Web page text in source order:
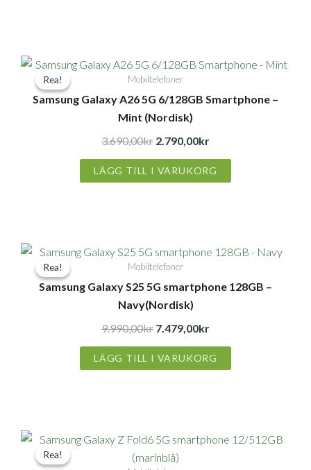
Rea!
Rea! Mobiltelefoner
Samsung Galaxy A26 5G 6/128GB Smartphone –
Mint (Nordisk)
3.690,00kr
Det
ursprungliga
priset
var:
3.690,00kr.
2.790,00kr
Det
priset
LÄGG TILL I VARUKORG
Rea!
Rea! Mobiltelefoner
Samsung Galaxy S25 5G smartphone 128GB –
Navy(Nordisk)
9.990,00kr
Det
ursprungliga
priset
var:
9.990,00kr.
7.479,00kr
Det
priset
LÄGG TILL I VARUKORG
Rea!
Rea!
Det
ursprungliga
Det